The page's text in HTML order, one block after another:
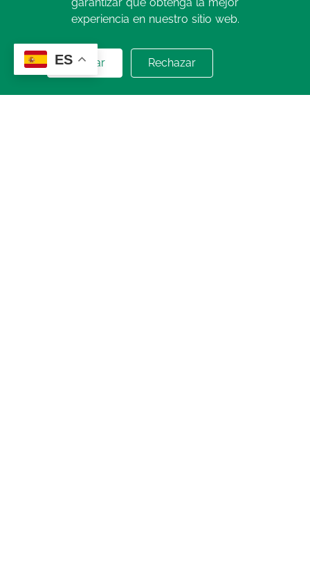
experiencia en nuestro sitio web.
Aceptar Rechazar
May 13, 2026
By Dr. Norberto Bornancini
Ver más
ES